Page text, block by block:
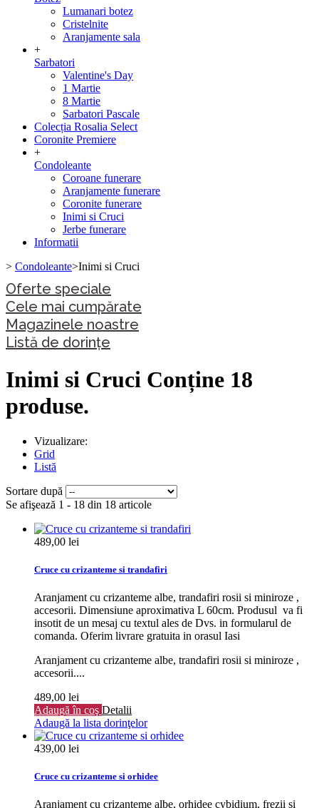
Lumanari botez
Cristelnite
Aranjamente sala
+
Sarbatori
Valentine's Day
1 Martie
8 Martie
Sarbatori Pascale
Colecția Rosalia Select
Coronite Premiere
+
Condoleante
Coroane funerare
Aranjamente funerare
Coronite funerare
Inimi si Cruci
Jerbe funerare
Informatii
> Condoleante>Inimi si Cruci
Oferte speciale
Cele mai cumpărate
Magazinele noastre
Listă de dorințe
Inimi si Cruci Conține 18
produse.
Vizualizare:
Grid
Listă
Sortare după
Se afişează 1 - 18 din 18 articole
489,00 lei
Cruce cu crizanteme si trandafiri
Aranjament cu crizanteme albe, trandafiri rosii si miniroze ,
accesorii. Dimensiune aproximativa L 60cm. Produsul va fi
insotit de un mesaj cu textul ales de Dvs. in formularul de
comanda. Oferim livrare gratuita in orasul Iasi
Aranjament cu crizanteme albe, trandafiri rosii si miniroze ,
accesorii....
489,00 lei
Adaugă în coş Detalii
Adaugă la lista dorinţelor
439,00 lei
Cruce cu crizanteme si orhidee
Aranjament cu crizanteme albe, orhidee cybidium, frezii si